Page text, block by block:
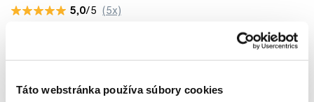
Táto webstránka používa súbory cookies
5,0/5 (5x)